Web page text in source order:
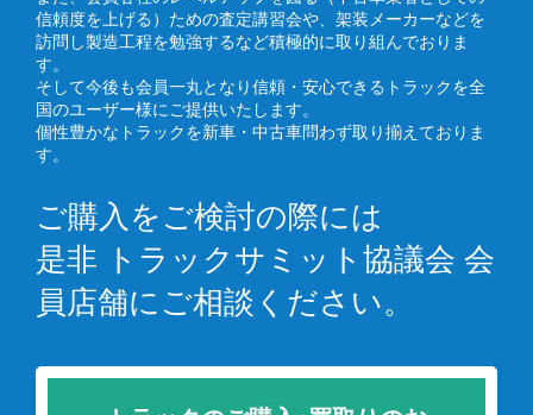
信頼度を上げる）ための査定講習会や、架装メーカーなどを
訪問し製造工程を勉強するなど積極的に取り組んでおりま
す。
そして今後も会員一丸となり信頼・安心できるトラックを全
国のユーザー様にご提供いたします。
個性豊かなトラックを新車・中古車問わず取り揃えておりま
す。
ご購入をご検討の際には
是非 トラックサミット協議会 会
員店舗にご相談ください。